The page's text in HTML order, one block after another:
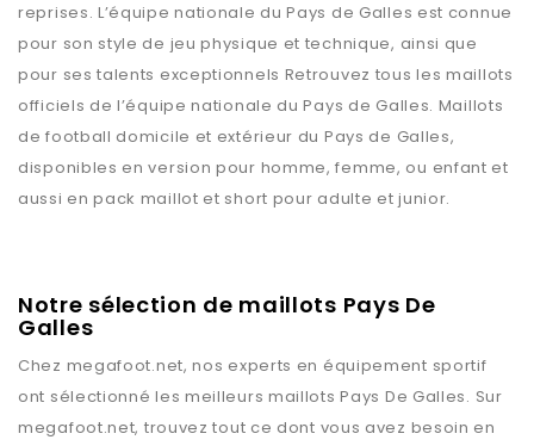
reprises. L’équipe nationale du Pays de Galles est connue
pour son style de jeu physique et technique, ainsi que
pour ses talents exceptionnels Retrouvez tous les maillots
officiels de l’équipe nationale du Pays de Galles. Maillots
de football domicile et extérieur du Pays de Galles,
disponibles en version pour homme, femme, ou enfant et
aussi en pack maillot et short pour adulte et junior.
Notre sélection de maillots Pays De
Galles
Chez megafoot.net, nos experts en équipement sportif
ont sélectionné les meilleurs maillotsPays De Galles. Sur
megafoot.net, trouvez tout ce dont vous avez besoin en